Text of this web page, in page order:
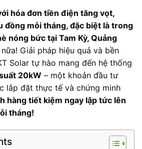
hóa đơn tiền điện tăng vọt,
đồng mỗi tháng, đặc biệt là trong
nóng bức tại Tam Kỳ, Quảng
Giải pháp hiệu quả và bền
Solar tự hào mang đến hệ thống
20kW – một khoản đầu tư
lắp đặt thực tế và chứng minh
hàng tiết kiệm ngay lập tức lên
tháng!